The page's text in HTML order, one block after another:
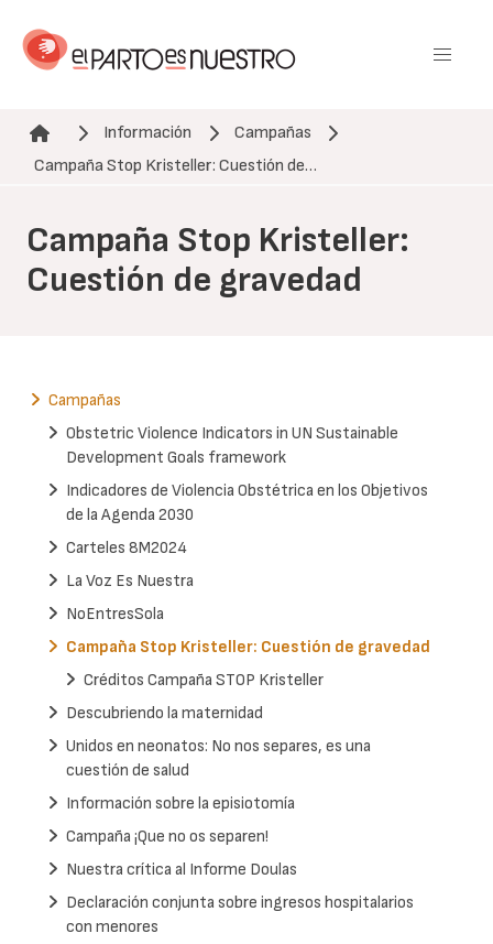
contenido
Ruta de navegación
Información
Campañas
Campaña Stop Kristeller: Cuestión de…
Campaña Stop Kristeller:
Cuestión de gravedad
Campañas
Obstetric Violence Indicators in UN Sustainable
Development Goals framework
Indicadores de Violencia Obstétrica en los Objetivos
de la Agenda 2030
Carteles 8M2024
La Voz Es Nuestra
NoEntresSola
Campaña Stop Kristeller: Cuestión de gravedad
Créditos Campaña STOP Kristeller
Descubriendo la maternidad
Unidos en neonatos: No nos separes, es una
cuestión de salud
Información sobre la episiotomía
Campaña ¡Que no os separen!
Nuestra crítica al Informe Doulas
Declaración conjunta sobre ingresos hospitalarios
con menores